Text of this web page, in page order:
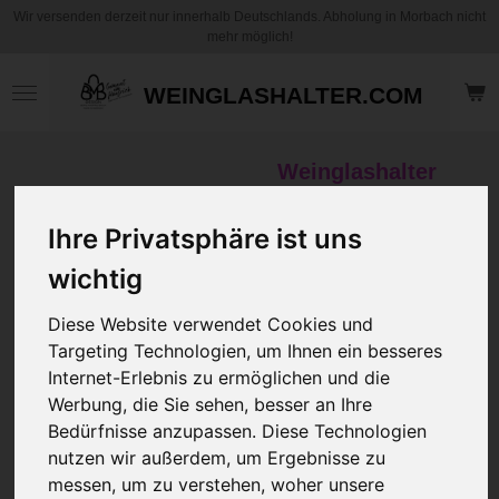
Ihre Privatsphäre ist uns
wichtig
Diese Website verwendet Cookies und
Targeting Technologien, um Ihnen ein besseres
Internet-Erlebnis zu ermöglichen und die
Werbung, die Sie sehen, besser an Ihre
Bedürfnisse anzupassen. Diese Technologien
nutzen wir außerdem, um Ergebnisse zu
messen, um zu verstehen, woher unsere
WEINGLASHALTER.COM
Weinglashalter
Sonderstellungen
(Grafik)
zzgl.Versandkosten
Filz Farbe
Rückseiten Druck
Auf der Rückseite